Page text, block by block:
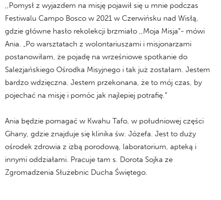
,,Pomysł z wyjazdem na misję pojawił się u mnie podczas
Festiwalu Campo Bosco w 2021 w Czerwińsku nad Wisłą,
gdzie główne hasło rekolekcji brzmiało ,,Moja Misja”- mówi
Ania. „Po warsztatach z wolontariuszami i misjonarzami
postanowiłam, że pojadę na wrześniowe spotkanie do
Salezjańskiego Ośrodka Misyjnego i tak już zostałam. Jestem
bardzo wdzięczna. Jestem przekonana, że to mój czas, by
pojechać na misję i pomóc jak najlepiej potrafię.”
Ania będzie pomagać w Kwahu Tafo, w południowej części
Ghany, gdzie znajduje się klinika św. Józefa. Jest to duży
ośrodek zdrowia z izbą porodową, laboratorium, apteką i
innymi oddziałami. Pracuje tam s. Dorota Sojka ze
Zgromadzenia Służebnic Ducha Świętego.